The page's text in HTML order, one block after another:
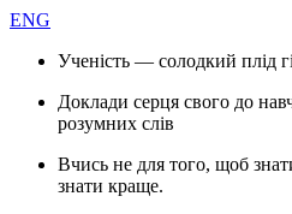
ENG
Ученість — солодкий плід
Доклади серця свого до
розумних слів
Вчись не для того, щоб
знати краще.